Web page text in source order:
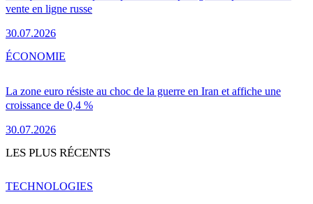
vente en ligne russe
30.07.2026
La zone euro résiste au choc de la guerre en Iran et affiche une
croissance de 0,4 %
30.07.2026
ÉCONOMIE
LES PLUS RÉCENTS
TECHNOLOGIES